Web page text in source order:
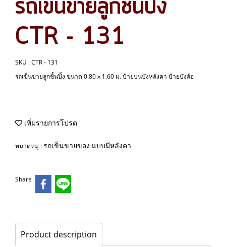
รถเข็นขายลูกชิ้นปิ้ง
CTR - 131
SKU : CTR - 131
รถเข็นขายลูกชิ้นปิ้ง ขนาด 0.80 x 1.60 ม. ป้ายบนบังหลังคา ป้ายบังล้อ
เพิ่มรายการโปรด
หมวดหมู่ :รถเข็นขายของ แบบมีหลังคา
Share
Product description